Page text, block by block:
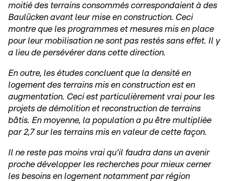
moitié des terrains consommés correspondaient à des
Baulücken avant leur mise en construction. Ceci
montre que les programmes et mesures mis en place
pour leur mobilisation ne sont pas restés sans effet. Il y
a lieu de persévérer dans cette direction.
En outre, les études concluent que la densité en
logement des terrains mis en construction est en
augmentation. Ceci est particulièrement vrai pour les
projets de démolition et reconstruction de terrains
bâtis. En moyenne, la population a pu être multipliée
par 2,7 sur les terrains mis en valeur de cette façon.
Il ne reste pas moins vrai qu'il faudra dans un avenir
proche développer les recherches pour mieux cerner
les besoins en logement notamment par région